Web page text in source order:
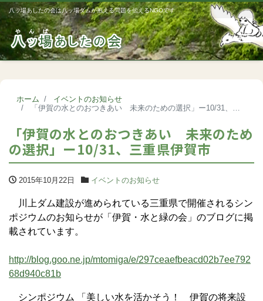
八ッ場あしたの会は八ッ場ダムが抱える問題を伝えるNGOです
ホーム
イベントのお知らせ
「伊賀の水とのおつきあい 未来のための選択」ー10/31、三重県伊賀市
「伊賀の水とのおつきあい 未来のため
の選択」ー10/31、三重県伊賀市
2015年10月22日 イベントのお知らせ
川上ダム建設が進められている三重県で開催されるシン
ポジウムのお知らせが「伊賀・水と緑の会」のブログに掲
載されています。
http://blog.goo.ne.jp/mtomiga/e/297ceaefbeacd02b7ee792
68d940c81b
シンポジウム 「美しい水を活かそう！ 伊賀の将来設